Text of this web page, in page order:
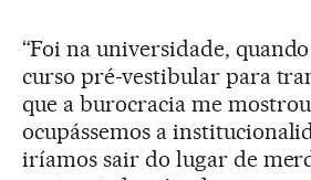
“Foi na universidade,
curso pré-vestibular para
que a burocracia me
ocupássemos a
iríamos sair do lugar de